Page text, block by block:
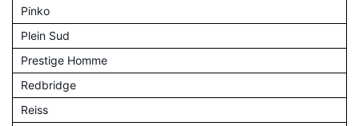
Pinko
Plein Sud
Prestige Homme
Redbridge
Reiss